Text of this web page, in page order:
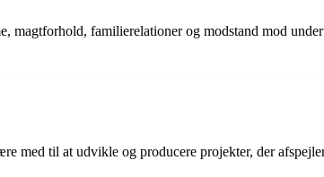
magtforhold, familierelationer og modstand mod
med til at udvikle og producere projekter, der